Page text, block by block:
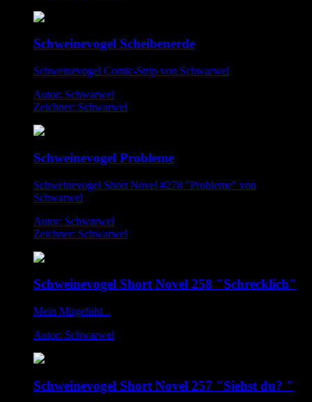
Schweinevogel Scheibenerde
Schweinevogel Comic-Strip von Schwarwel
Autor: Schwarwel
Zeichner: Schwarwel
Schweinevogel Probleme
Schweinevogel Short Novel #278 "Probleme" von
Schwarwel
Autor: Schwarwel
Zeichner: Schwarwel
Schweinevogel Short Novel 258 "Schrecklich"
Mein Mitgefühl...
Autor: Schwarwel
Schweinevogel Short Novel 257 "Siehst du? "